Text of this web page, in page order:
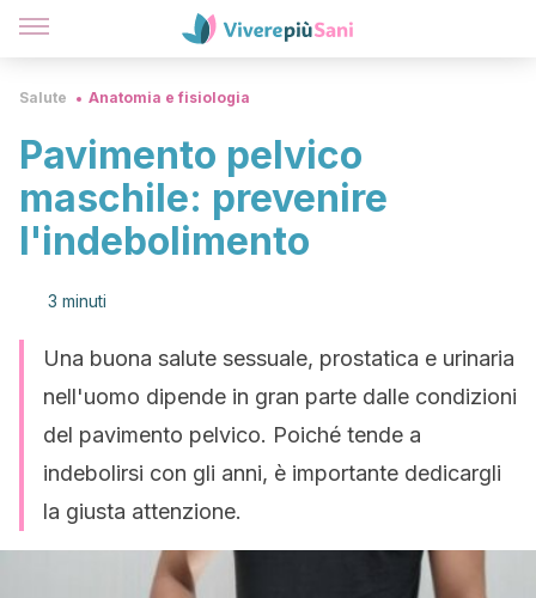
Salute Anatomia e fisiologia
Pavimento pelvico
maschile: prevenire
l'indebolimento
3 minuti
Una buona salute sessuale, prostatica e urinaria
nell'uomo dipende in gran parte dalle condizioni
del pavimento pelvico. Poiché tende a
indebolirsi con gli anni, è importante dedicargli
la giusta attenzione.